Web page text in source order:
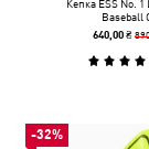
Кепка ESS No. 1
Baseball
640,00 ₴
-32%